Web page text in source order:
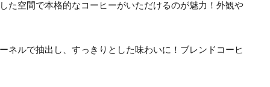
た空間で本格的なコーヒーがいただけるのが魅力！外観や
ネルで抽出し、すっきりとした味わいに！ブレンドコーヒ